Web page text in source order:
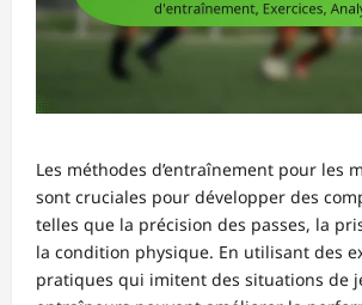
Les méthodes d’entraînement pour les
sont cruciales pour développer des
telles que la précision des passes, la
la condition physique. En utilisant des
pratiques qui imitent des situations de